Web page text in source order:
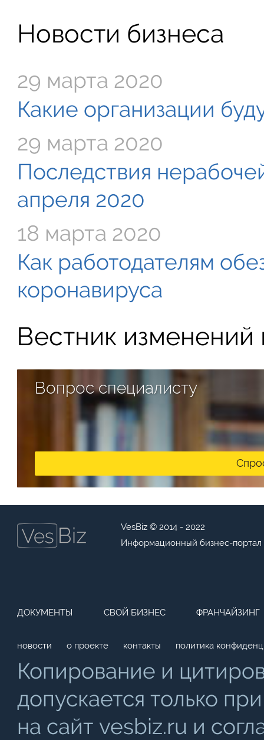
Новости бизнеса
29 марта 2020
Какие организации
29 марта 2020
Последствия
апреля 2020
18 марта 2020
Как работодателям
коронавируса
Вестник изменений
Вопрос специалисту
VesBiz © 2014 - 2022
Информационный бизнес-портал
ДОКУМЕНТЫ СВОЙ БИЗНЕС ФРАНЧАЙЗИНГ
новости о проекте контакты политика
Копирование и
допускается только
на сайт vesbiz.ru и